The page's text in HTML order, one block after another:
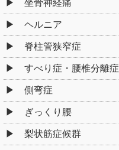
坐骨神経痛
ヘルニア
脊柱管狭窄症
すべり症・腰椎分離症
側弯症
ぎっくり腰
梨状筋症候群